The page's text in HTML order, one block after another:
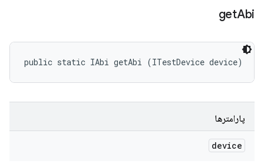
getAbi
public static IAbi getAbi (ITestDevice device)
پارامترها
device